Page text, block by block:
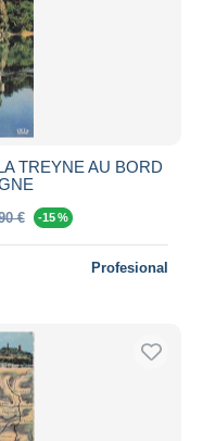
TREYNE AU BORD
€ -15 %
Profesional